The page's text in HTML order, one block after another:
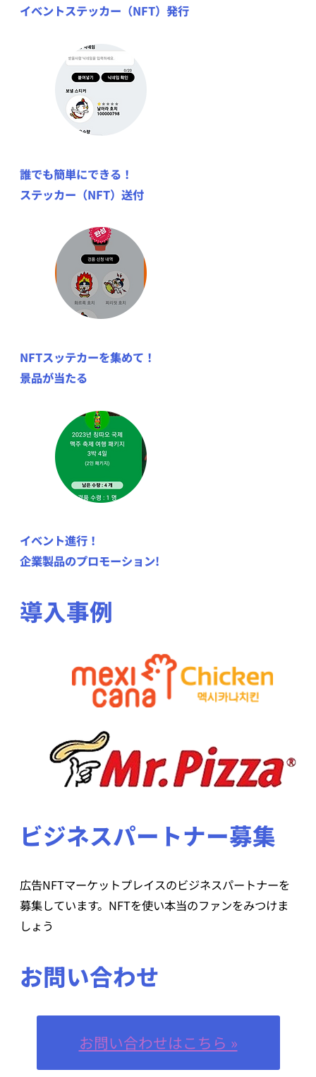
イベントステッカー（NFT）発行
誰でも簡単にできる！
ステッカー（NFT）送付
NFTスッテカーを集めて！
景品が当たる
イベント進行！
企業製品のプロモーション!
導入事例
ビジネスパートナー募集
広告NFTマーケットプレイスのビジネスパートナーを
募集しています。NFTを使い本当のファンをみつけま
しょう
お問い合わせ
お問い合わせはこちら »